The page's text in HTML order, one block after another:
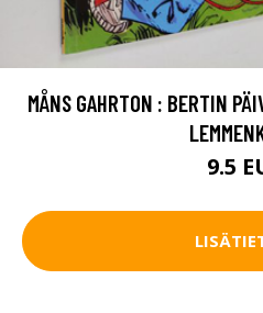
MÅNS GAHRTON : BERTIN
9.5